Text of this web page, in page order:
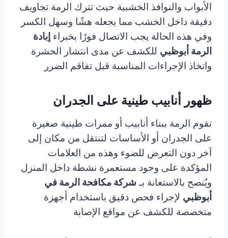
الأبواب والنوافذ الخشبية حيث تترك الرمة تجاويف
دقيقة داخل الخشب مما يجعله هشًا وسهل الكسر
وفي هذه الحالة يجب الاتصال فورًا بخبراء إبادة
الرمة أبوظبي للكشف عن مدى انتشار الحشرة
واتخاذ الإجراءات المناسبة قبل تفاقم الضرر
ظهور أنابيب طينية على الجدران
تقوم الرمة ببناء أنابيب أو ممرات طينية صغيرة
على الجدران أو الأساسات لتنتقل من مكان إلى
آخر دون التعرض للضوء وهذه من العلامات
المؤكدة على وجود مستعمرة نشطة داخل المنزل
ويُنصح بالاستعانة بـ شركة مكافحة الرمة في
أبوظبي لإجراء فحص دقيق باستخدام أجهزة
متخصصة للكشف عن مواقع الإصابة